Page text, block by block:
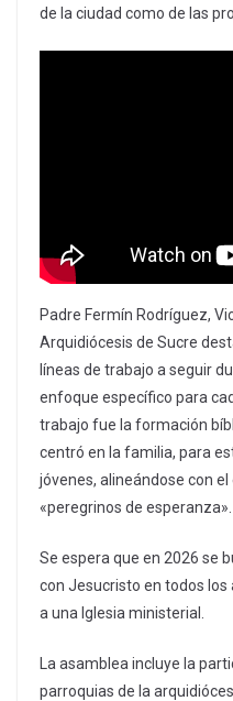
de la ciudad como de las
Padre Fermín Rodríguez,
Arquidiócesis de Sucre
líneas de trabajo a seguir
enfoque específico para
trabajo fue la formación
centró en la familia, para
jóvenes, alineándose con
«peregrinos de esperanza».
Se espera que en 2026 se
con Jesucristo en todos los
a una Iglesia ministerial.
La asamblea incluye la
parroquias de la